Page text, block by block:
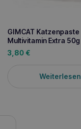
GIMCAT Katzenpaste
Multivitamin Extra 50g
3,80 €
Weiterlesen